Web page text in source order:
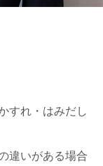
すれ・はみだし
違いがある場合